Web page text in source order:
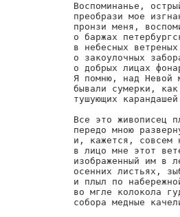
Воспоминанье,
преобрази мое
пронзи меня,
о баржах
в небесных
о закоулочных
о добрых лицах
Я помню, над Невой
бывали сумерки, как
тушующих
Все это живописец
передо мною
и, кажется, совсем
в лицо мне этот
изображенный им в
осенних листьях,
и плыл по
во мгле колокола
собора медные